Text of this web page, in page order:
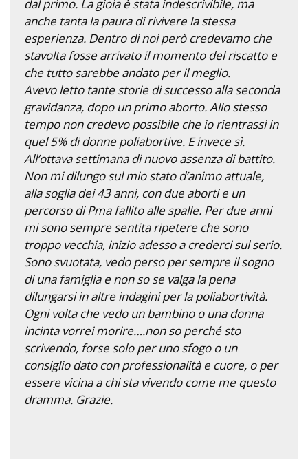
dal primo. La gioia è stata indescrivibile, ma
anche tanta la paura di rivivere la stessa
esperienza. Dentro di noi però credevamo che
stavolta fosse arrivato il momento del riscatto e
che tutto sarebbe andato per il meglio.
Avevo letto tante storie di successo alla seconda
gravidanza, dopo un primo aborto. Allo stesso
tempo non credevo possibile che io rientrassi in
quel 5% di donne poliabortive. E invece sì.
All’ottava settimana di nuovo assenza di battito.
Non mi dilungo sul mio stato d’animo attuale,
alla soglia dei 43 anni, con due aborti e un
percorso di Pma fallito alle spalle. Per due anni
mi sono sempre sentita ripetere che sono
troppo vecchia, inizio adesso a crederci sul serio.
Sono svuotata, vedo perso per sempre il sogno
di una famiglia e non so se valga la pena
dilungarsi in altre indagini per la poliabortività.
Ogni volta che vedo un bambino o una donna
incinta vorrei morire….non so perché sto
scrivendo, forse solo per uno sfogo o un
consiglio dato con professionalità e cuore, o per
essere vicina a chi sta vivendo come me questo
dramma. Grazie.